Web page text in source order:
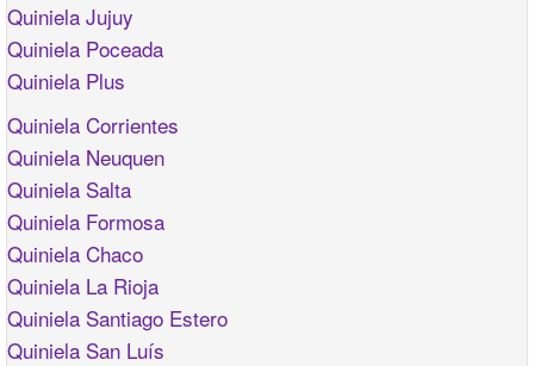
Quiniela Jujuy
Quiniela Poceada
Quiniela Plus
Quiniela Corrientes
Quiniela Neuquen
Quiniela Salta
Quiniela Formosa
Quiniela Chaco
Quiniela La Rioja
Quiniela Santiago Estero
Quiniela San Luís